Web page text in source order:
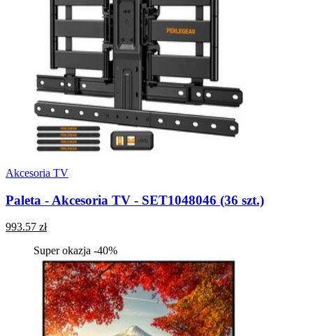
Akcesoria TV
Paleta - Akcesoria TV - SET1048046 (36 szt.)
993.57 zł
Super okazja -40%